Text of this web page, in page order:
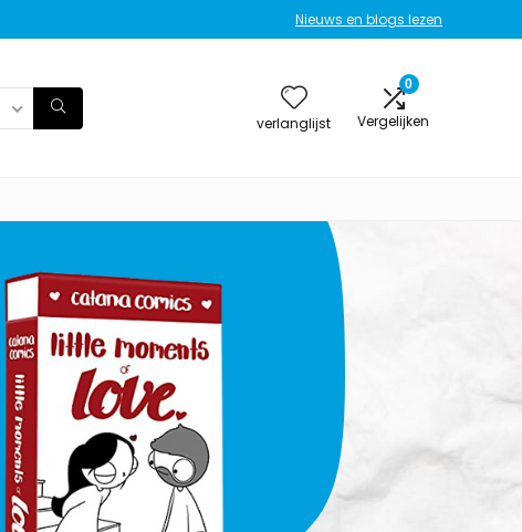
Nieuws en blogs lezen
verlanglijst
0
Vergelijken